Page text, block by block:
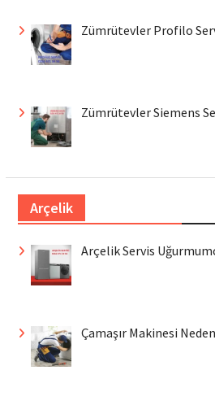
Zümrütevler Profilo
Zümrütevler Siemens
Arçelik
Arçelik Servis
Çamaşır Makinesi